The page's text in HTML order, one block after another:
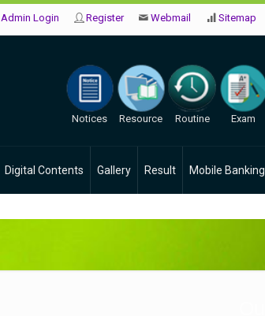
Admin Login Register Webmail Sitemap
Digital Contents Gallery Result Mobile Banking
Notices Resource Routine Exam